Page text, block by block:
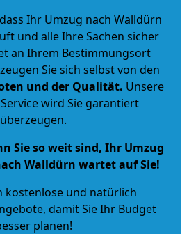
Ihr Umzug nach Walldürn
und alle Ihre Sachen sicher
an Ihrem Bestimmungsort
Sie sich selbst von den
und der Qualität. Unsere
wird Sie garantiert
überzeugen.
Sie so weit sind, Ihr Umzug
Walldürn wartet auf Sie!
kostenlose und natürlich
, damit Sie Ihr Budget
planen!